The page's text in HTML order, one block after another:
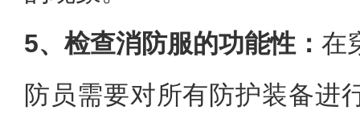
5、检查消防服的功能性： 在
防员需要对所有防护装备进